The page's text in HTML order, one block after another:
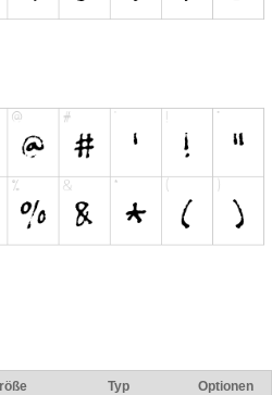
Typ Optionen